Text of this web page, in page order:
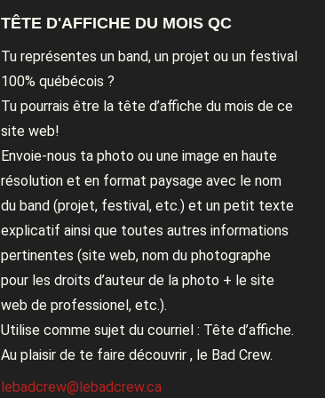
TÊTE D'AFFICHE DU MOIS QC
Tu représentes un band, un projet ou un festival
100% québécois ?
Tu pourrais être la tête d’affiche du mois de ce
site web!
Envoie-nous ta photo ou une image en haute
résolution et en format paysage avec le nom
du band (projet, festival, etc.) et un petit texte
explicatif ainsi que toutes autres informations
pertinentes (site web, nom du photographe
pour les droits d’auteur de la photo + le site
web de professionel, etc.).
Utilise comme sujet du courriel : Tête d’affiche.
Au plaisir de te faire découvrir , le Bad Crew.
lebadcrew@lebadcrew.ca